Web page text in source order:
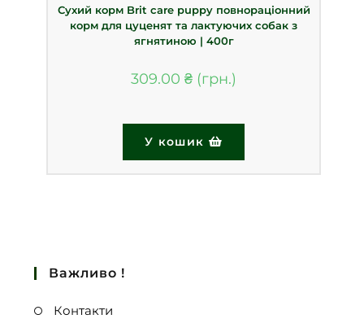
Сухий корм Brit care puppy повнораціонний
корм для цуценят та лактуючих собак з
ягнятиною | 400г
309.00 ₴
У кошик
Важливо !
Контакти